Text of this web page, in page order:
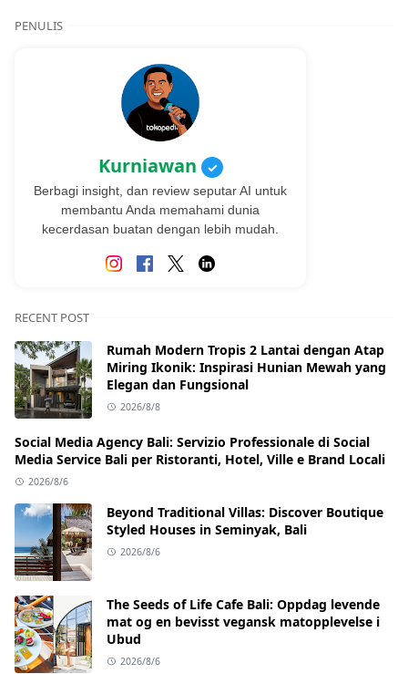
PENULIS
Kurniawan ✓
Berbagi insight, dan review seputar AI untuk
membantu Anda memahami dunia
kecerdasan buatan dengan lebih mudah.
RECENT POST
Rumah Modern Tropis 2 Lantai dengan Atap
Miring Ikonik: Inspirasi Hunian Mewah yang
Elegan dan Fungsional
2026/8/8
Social Media Agency Bali: Servizio Professionale di Social
Media Service Bali per Ristoranti, Hotel, Ville e Brand Locali
2026/8/6
Beyond Traditional Villas: Discover Boutique
Styled Houses in Seminyak, Bali
2026/8/6
The Seeds of Life Cafe Bali: Oppdag levende
mat og en bevisst vegansk matopplevelse i
Ubud
2026/8/6